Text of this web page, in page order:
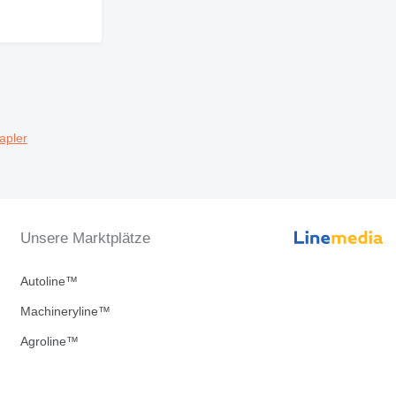
Unsere Marktplätze
Autoline™
Machineryline™
Agroline™